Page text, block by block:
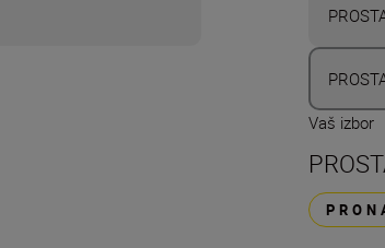
Vaš izbor